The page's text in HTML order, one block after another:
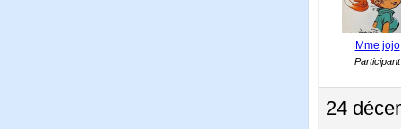
Mme jojo
Participant
24